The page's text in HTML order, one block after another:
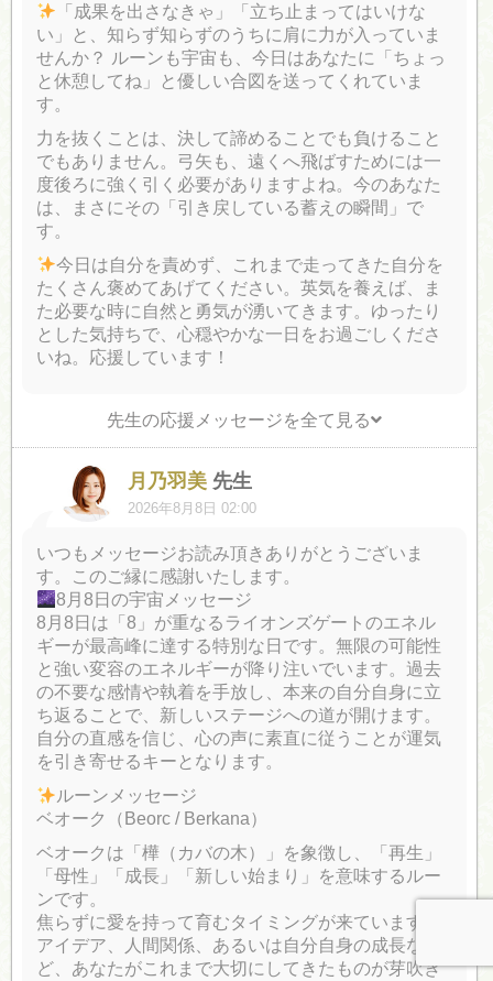
「成果を出さなきゃ」「立ち止まってはいけな
い」と、知らず知らずのうちに肩に力が入っていま
せんか？ ルーンも宇宙も、今日はあなたに「ちょっ
と休憩してね」と優しい合図を送ってくれていま
す。
力を抜くことは、決して諦めることでも負けること
でもありません。弓矢も、遠くへ飛ばすためには一
度後ろに強く引く必要がありますよね。今のあなた
は、まさにその「引き戻している蓄えの瞬間」で
す。
今日は自分を責めず、これまで走ってきた自分を
たくさん褒めてあげてください。英気を養えば、ま
た必要な時に自然と勇気が湧いてきます。ゆったり
とした気持ちで、心穏やかな一日をお過ごしくださ
いね。応援しています！
先生の応援メッセージを全て見る
月乃羽美 先生
2026年8月8日 02:00
いつもメッセージお読み頂きありがとうございま
す。このご縁に感謝いたします。
8月8日の宇宙メッセージ
8月8日は「8」が重なるライオンズゲートのエネル
ギーが最高峰に達する特別な日です。無限の可能性
と強い変容のエネルギーが降り注いでいます。過去
の不要な感情や執着を手放し、本来の自分自身に立
ち返ることで、新しいステージへの道が開けます。
自分の直感を信じ、心の声に素直に従うことが運気
を引き寄せるキーとなります。
ルーンメッセージ
ベオーク（Beorc / Berkana）
ベオークは「樺（カバの木）」を象徴し、「再生」
「母性」「成長」「新しい始まり」を意味するルー
ンです。
焦らずに愛を持って育むタイミングが来ています。
アイデア、人間関係、あるいは自分自身の成長な
ど、あなたがこれまで大切にしてきたものが芽吹き